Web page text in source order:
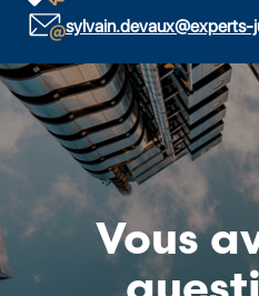
sylvain.devaux@experts-
Vous